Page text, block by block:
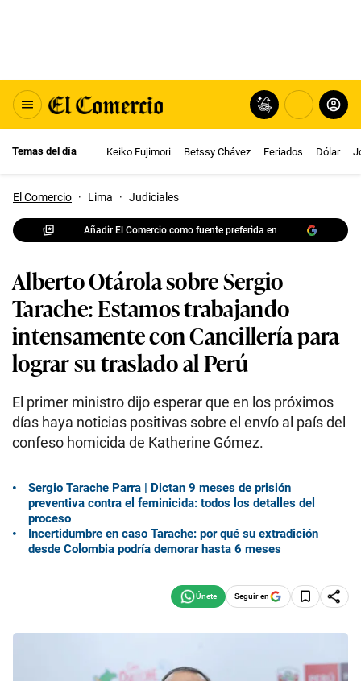
Temas del día Keiko Fujimori Betssy Chávez Feriados Dólar
El Comercio · Lima · Judiciales
Añadir El Comercio como fuente preferida en
Alberto Otárola sobre Sergio
Tarache: Estamos trabajando
intensamente con Cancillería para
lograr su traslado al Perú
El primer ministro dijo esperar que en los próximos
días haya noticias positivas sobre el envío al país del
confeso homicida de Katherine Gómez.
Sergio Tarache Parra | Dictan 9 meses de prisión
preventiva contra el feminicida: todos los detalles del
proceso
Incertidumbre en caso Tarache: por qué su extradición
desde Colombia podría demorar hasta 6 meses
Seguir en